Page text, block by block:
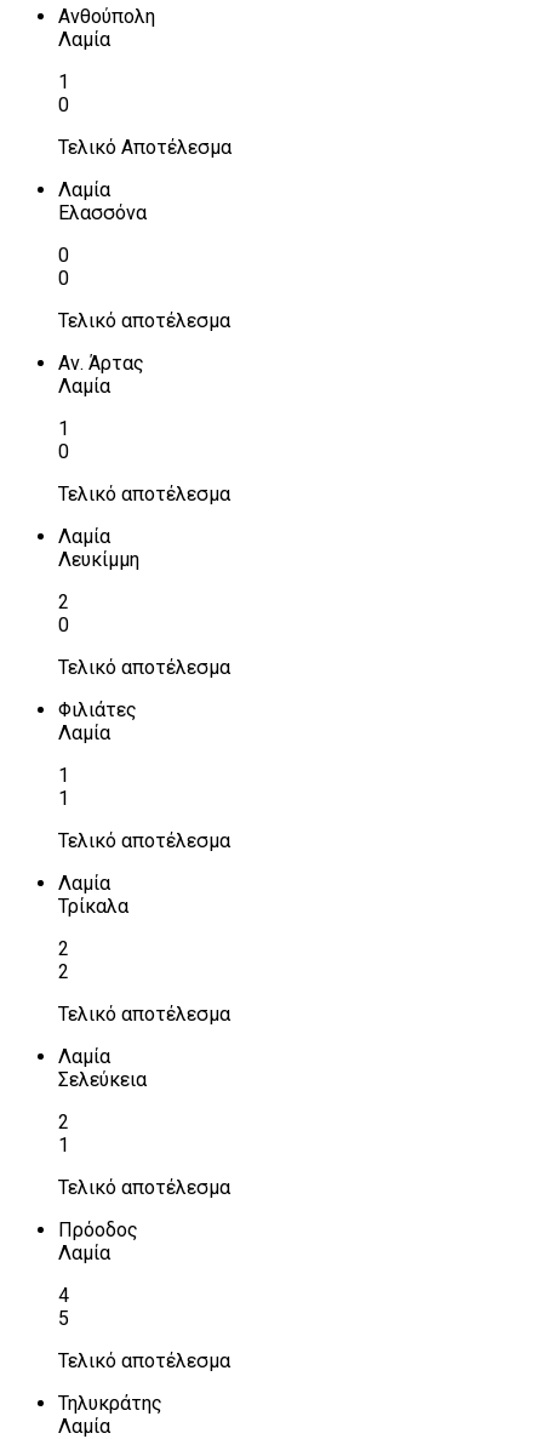
Ανθούπολη
Λαμία
1
0
Τελικό Αποτέλεσμα
Λαμία
Ελασσόνα
0
0
Τελικό αποτέλεσμα
Αν. Άρτας
Λαμία
1
0
Τελικό αποτέλεσμα
Λαμία
Λευκίμμη
2
0
Τελικό αποτέλεσμα
Φιλιάτες
Λαμία
1
1
Τελικό αποτέλεσμα
Λαμία
Τρίκαλα
2
2
Τελικό αποτέλεσμα
Λαμία
Σελεύκεια
2
1
Τελικό αποτέλεσμα
Πρόοδος
Λαμία
4
5
Τελικό αποτέλεσμα
Τηλυκράτης
Λαμία